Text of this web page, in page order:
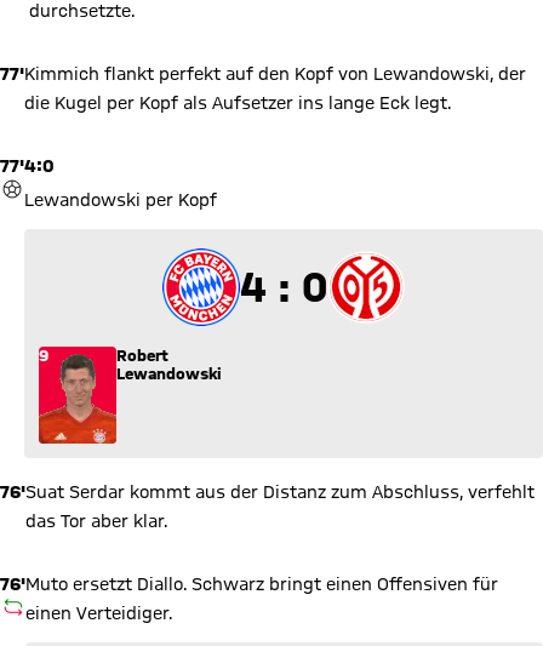
durchsetzte.
77'Kimmich flankt perfekt auf den Kopf von Lewandowski, der
die Kugel per Kopf als Aufsetzer ins lange Eck legt.
77'
TOR
4:0
Lewandowski per Kopf
4 zu 0
4 : 0
9
Robert
Lewandowski
76'Suat Serdar kommt aus der Distanz zum Abschluss, verfehlt
das Tor aber klar.
76'
AUSWECHSLUNG
Muto ersetzt Diallo. Schwarz bringt einen Offensiven für
einen Verteidiger.